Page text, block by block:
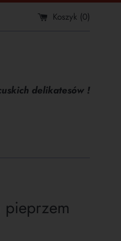
Koszyk (0)
delikatesów !
pieprzem